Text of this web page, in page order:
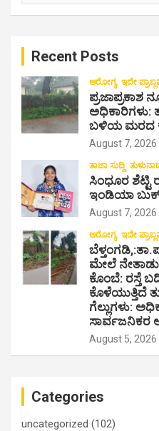
Recent Posts
ಆರೋಗ್ಯ ಇದೇ
ಪ್ರಜಾಪ್ರಕಾಶ
ಅಧಿಕಾರಿಗಳು:
ಬಳಿಯ ಮರದ
August 7, 2026
ತಾಜಾ ಸುದ್ದಿ
ಸಿಂಧೂರ ಶೆಟ್ಟಿ
ಇಂಡಿಯಾ
August 7, 2026
ಆರೋಗ್ಯ ಇದೇ
ಮೇಲೆ
ಕೊಂಬೆ: ರಸ್ತೆ
ಕೊಳೆಯುತ್ತಿದೆ
ಗೆಲ್ಲುಗಳು:
ಸಾರ್ವಜನಿಕರ
August 5, 2026
Categories
uncategorized (102)